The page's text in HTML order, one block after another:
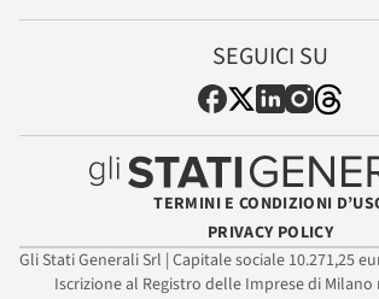
SEGUICI SU
TERMINI E CONDIZIONI
PRIVACY POLICY
Gli Stati Generali Srl | Capitale sociale 10.271,25
Iscrizione al Registro delle Imprese di Milano